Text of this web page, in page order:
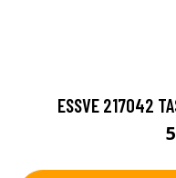
ESSVE 217042